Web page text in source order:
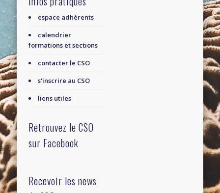
espace adhérents
calendrier
formations et sections
contacter le CSO
s'inscrire au CSO
liens utiles
Retrouvez le CSO
sur Facebook
Recevoir les news